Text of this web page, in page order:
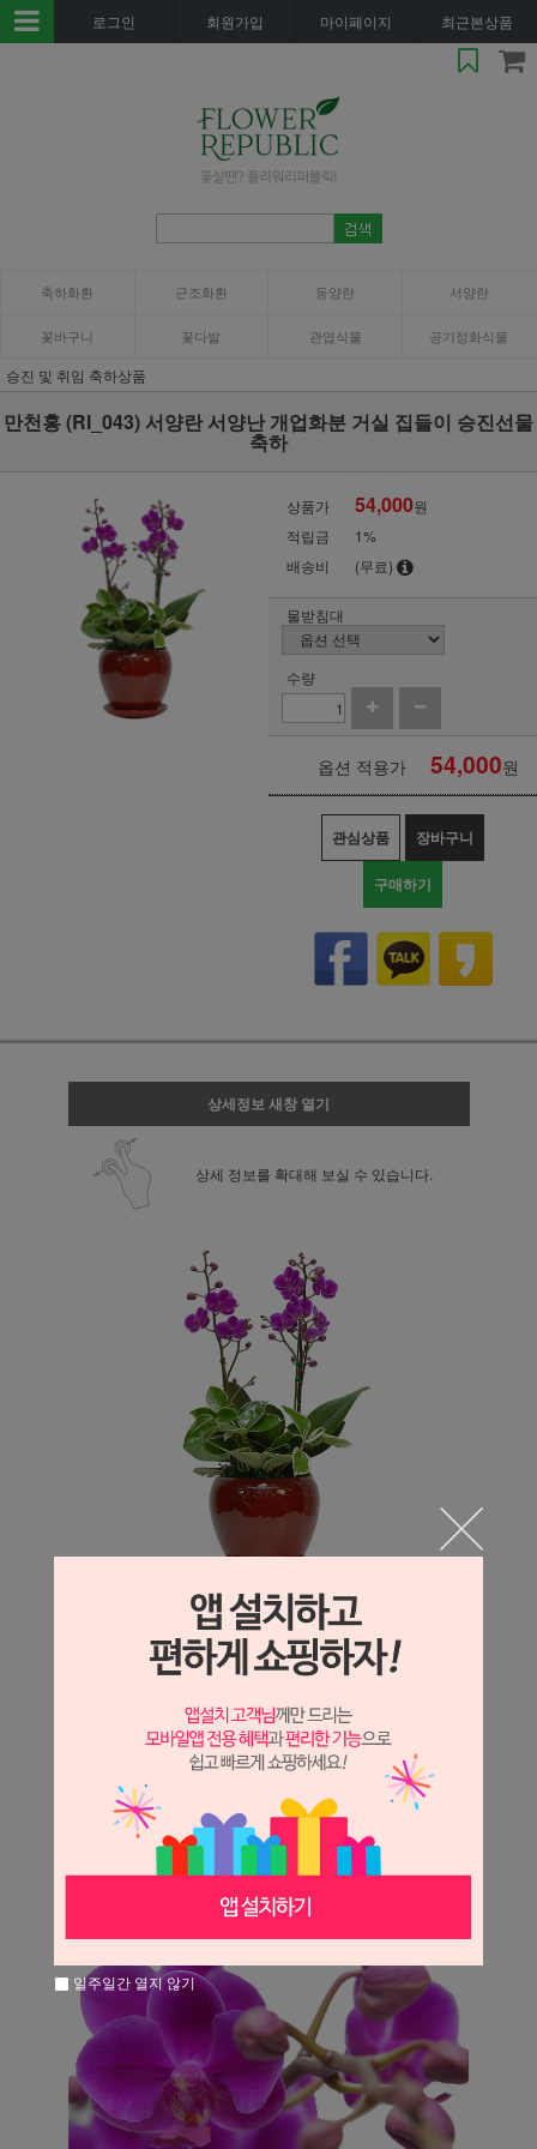
로그인 회원가입 마이페이지 최근본상품
축하화환 근조화환 동양란 서양란
꽃바구니 꽃다발 관엽식물 공기정화식물
승진 및 취임 축하상품
만천홍 (RI_043) 서양란 서양난 개업화분 거실 집들이 승진선물
축하
상품가 54,000원
적립금
1%
배송비
(무료)
물받침대
수량
옵션 적용가 54,000원
관심상품 장바구니
구매하기
상세정보 새창 열기
상세 정보를 확대해 보실 수 있습니다.
일주일간 열지 않기